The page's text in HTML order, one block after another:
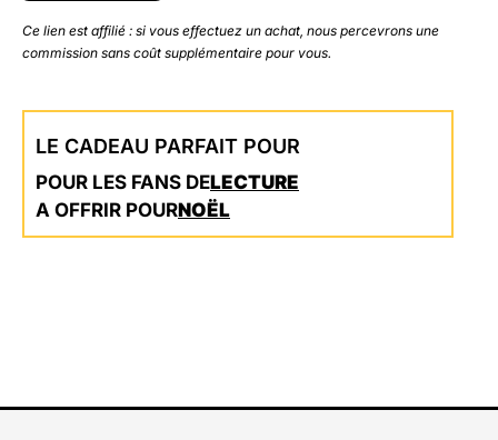
Ce lien est affilié : si vous effectuez un achat, nous percevrons une
commission sans coût supplémentaire pour vous.
LE CADEAU PARFAIT POUR
POUR LES FANS DELECTURE
A OFFRIR POURNOËL